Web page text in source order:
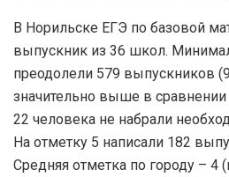
В Норильске ЕГЭ по базовой
выпускник из 36 школ.
преодолели 579 выпускников
значительно выше в
22 человека не набрали
На отметку 5 написали 182
Средняя отметка по городу – 4